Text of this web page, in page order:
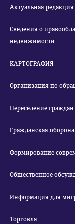
Актуальная редакция
Сведения о
недвижимости
КАРТОГРАФИЯ
Организация по
Переселение
Гражданская оборона
Общественное
Информация для
Торговля